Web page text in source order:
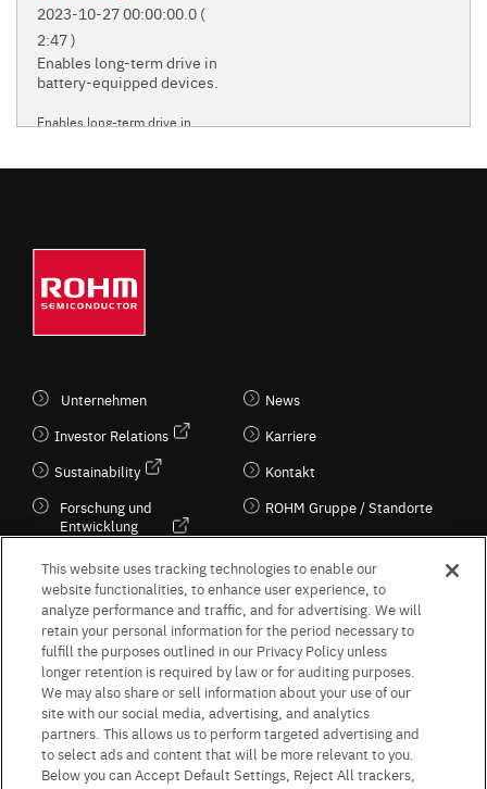
2023-10-27 00:00:00.0 (
2:47 )
Enables long-term drive in
battery-equipped devices.
Enables long-term drive in
Unternehmen
Investor Relations
Sustainability
Forschung und
Entwicklung
Kultur / Wirtschaft
News
Karriere
Kontakt
ROHM Gruppe / Standorte
Follow Us
Terms & Conditions Purpose of use Privacy Policy
Site Map
AGB (Deutsche Version)
AGB (Englische Version)
This website uses tracking technologies to enable our
website functionalities, to enhance user experience, to
analyze performance and traffic, and for advertising. We will
retain your personal information for the period necessary to
fulfill the purposes outlined in our Privacy Policy unless
longer retention is required by law or for auditing purposes.
We may also share or sell information about your use of our
site with our social media, advertising, and analytics
partners. This allows us to perform targeted advertising and
to select ads and content that will be more relevant to you.
Below you can Accept Default Settings, Reject All trackers,